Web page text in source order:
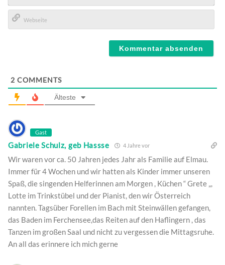
E-
Mail*
2 COMMENTS
Älteste
Gast
Gabriele Schulz, geb Hassse 4 Jahre vor
Wir waren vor ca. 50 Jahren jedes Jahr als Familie auf Elmau.
Immer für 4 Wochen und wir hatten als Kinder immer unseren
Spaß, die singenden Helferinnen am Morgen , Küchen “ Grete „,
Lotte im Trinkstübel und der Pianist, den wir Österreich
nannten. Tagsüber Forellen im Bach mit Steinwällen gefangen,
das Baden im Ferchensee,das Reiten auf den Haflingern , das
Tanzen im großen Saal und nicht zu vergessen die Mittagsruhe.
An all das erinnere ich mich gerne